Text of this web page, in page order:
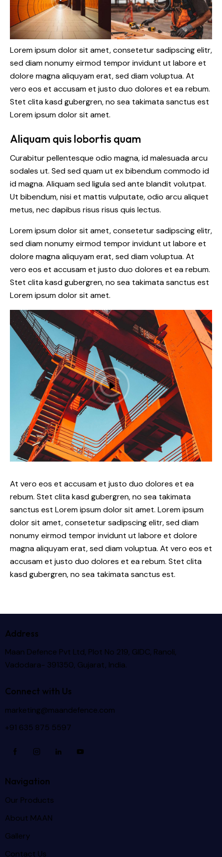
Lorem ipsum dolor sit amet, consetetur sadipscing elitr,
sed diam nonumy eirmod tempor invidunt ut labore et
dolore magna aliquyam erat, sed diam voluptua. At
vero eos et accusam et justo duo dolores et ea rebum.
Stet clita kasd gubergren, no sea takimata sanctus est
Lorem ipsum dolor sit amet.
Aliquam quis lobortis quam
Curabitur pellentesque odio magna, id malesuada arcu
sodales ut. Sed sed quam ut ex bibendum commodo id
id magna. Aliquam sed ligula sed ante blandit volutpat.
Ut bibendum, nisi et mattis vulputate, odio arcu aliquet
metus, nec dapibus risus risus quis lectus.
Lorem ipsum dolor sit amet, consetetur sadipscing elitr,
sed diam nonumy eirmod tempor invidunt ut labore et
dolore magna aliquyam erat, sed diam voluptua. At
vero eos et accusam et justo duo dolores et ea rebum.
Stet clita kasd gubergren, no sea takimata sanctus est
Lorem ipsum dolor sit amet.
At vero eos et accusam et justo duo dolores et ea
rebum. Stet clita kasd gubergren, no sea takimata
sanctus est Lorem ipsum dolor sit amet. Lorem ipsum
dolor sit amet, consetetur sadipscing elitr, sed diam
nonumy eirmod tempor invidunt ut labore et dolore
magna aliquyam erat, sed diam voluptua. At vero eos et
accusam et justo duo dolores et ea rebum. Stet clita
kasd gubergren, no sea takimata sanctus est.
Address
Maan Defence Pvt Ltd, Plot No 219, GIDC, Ranoli,
Vadodara- 391350, Gujarat, India.
Connect with Us
marketing@maandefence.com
+91 635 875 5597
Navigation
Our Products
About MAAN
Gallery
Contact Us